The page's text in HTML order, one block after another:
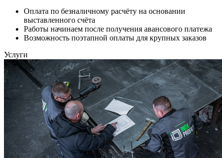
Оплата по безналичному расчёту на основании
выставленного счёта
Работы начинаем после получения авансового платежа
Возможность поэтапной оплаты для крупных заказов
Услуги